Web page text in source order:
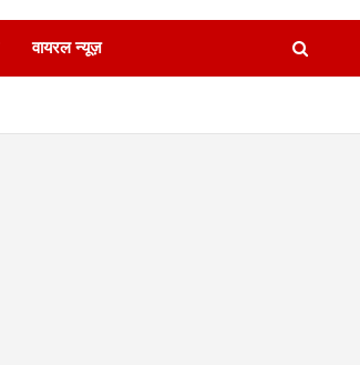
वायरल न्यूज़